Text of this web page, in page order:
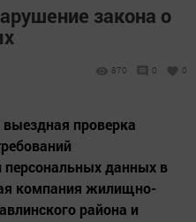
закона о
870 0 0
проверка
персональных данных в
компания жилищно-
района и